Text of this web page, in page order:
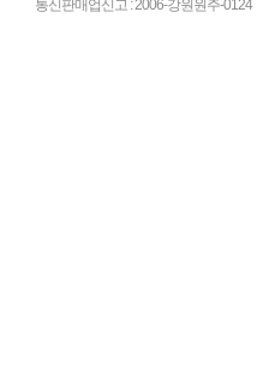
통신판매업신고 : 2006-강원원주-0124